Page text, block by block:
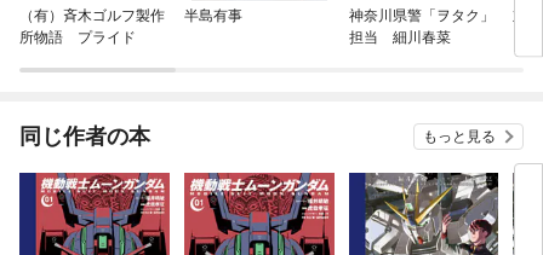
（有）斉木ゴルフ製作
所物語 プライド
半島有事
神奈川県警「ヲタク」
担当 細川春菜
対
同じ作者の本 もっと見る